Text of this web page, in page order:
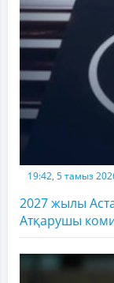
19:42, 5 тамыз
2027 жылы
Атқарушы